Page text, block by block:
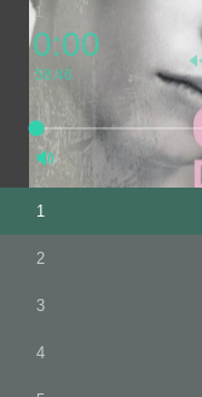
1
0:00
58:46
1
2
3
4